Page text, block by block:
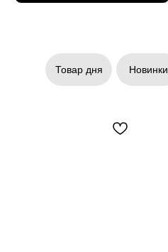
Товар дня Новинки